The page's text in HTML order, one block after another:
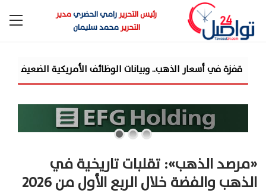
رئيس التحريررامي الحضريمدير
التحريرمحمد سليمان
«مرصد الذهب»: تقلبات تاريخية في
الذهب والفضة خلال الربع الأول من 2026